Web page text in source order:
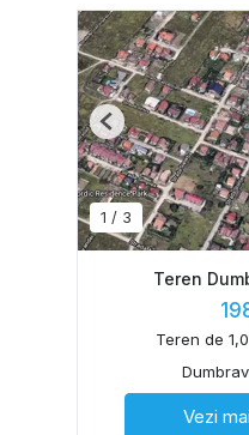
1 / 3
Previous
Teren
Teren de
Vezi